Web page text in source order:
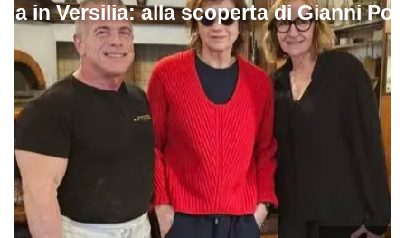
in Versilia: alla scoperta di Gianni